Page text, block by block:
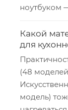
ноутбуком
Какой
для
(48
модель)